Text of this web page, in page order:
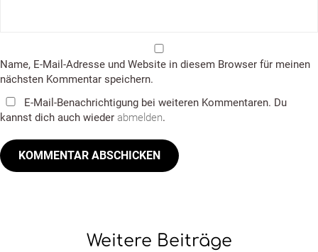
Name, E-Mail-Adresse und Website in diesem Browser für meinen
nächsten Kommentar speichern.
E-Mail-Benachrichtigung bei weiteren Kommentaren. Du
kannst dich auch wieder abmelden.
Weitere Beiträge